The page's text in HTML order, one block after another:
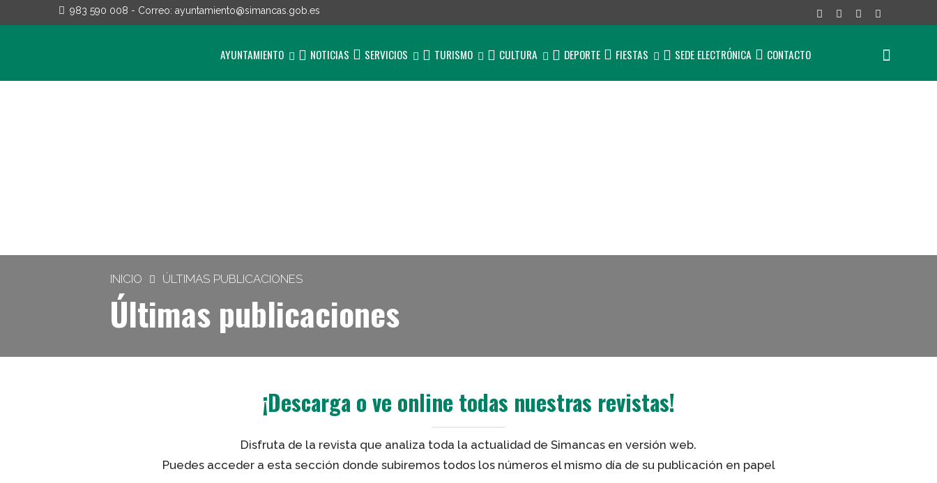
983 590 008 - Correo: ayuntamiento@simancas.gob.es
AYUNTAMIENTO NOTICIAS SERVICIOS TURISMO CULTURA DEPORTE FIESTAS SEDE ELECTRÓNICA CONTACTO
INICIO ÚLTIMAS PUBLICACIONES
Últimas publicaciones
¡Descarga o ve online todas nuestras revistas!
Disfruta de la revista que analiza toda la actualidad de Simancas en versión web.
Puedes acceder a esta sección donde subiremos todos los números el mismo día de su publicación en papel